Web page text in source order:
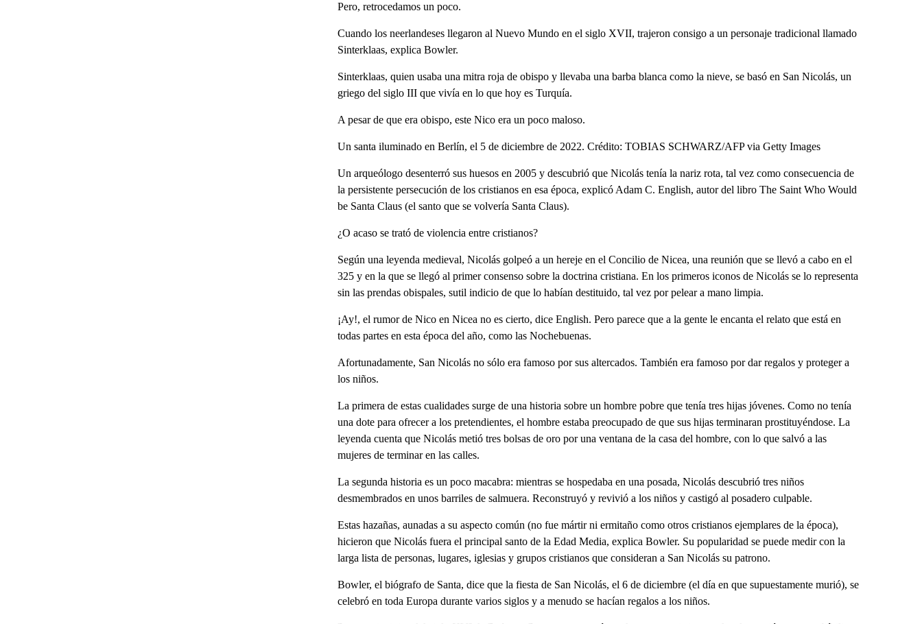
Pero, retrocedamos un poco.
Cuando los neerlandeses llegaron al Nuevo Mundo en el siglo XVII, trajeron consigo a un personaje tradicional llamado
Sinterklaas, explica Bowler.
Sinterklaas, quien usaba una mitra roja de obispo y llevaba una barba blanca como la nieve, se basó en San Nicolás, un
griego del siglo III que vivía en lo que hoy es Turquía.
A pesar de que era obispo, este Nico era un poco maloso.
Un santa iluminado en Berlín, el 5 de diciembre de 2022. Crédito: TOBIAS SCHWARZ/AFP via Getty Images
Un arqueólogo desenterró sus huesos en 2005 y descubrió que Nicolás tenía la nariz rota, tal vez como consecuencia de
la persistente persecución de los cristianos en esa época, explicó Adam C. English, autor del libro The Saint Who Would
be Santa Claus (el santo que se volvería Santa Claus).
¿O acaso se trató de violencia entre cristianos?
Según una leyenda medieval, Nicolás golpeó a un hereje en el Concilio de Nicea, una reunión que se llevó a cabo en el
325 y en la que se llegó al primer consenso sobre la doctrina cristiana. En los primeros iconos de Nicolás se lo representa
sin las prendas obispales, sutil indicio de que lo habían destituido, tal vez por pelear a mano limpia.
¡Ay!, el rumor de Nico en Nicea no es cierto, dice English. Pero parece que a la gente le encanta el relato que está en
todas partes en esta época del año, como las Nochebuenas.
Afortunadamente, San Nicolás no sólo era famoso por sus altercados. También era famoso por dar regalos y proteger a
los niños.
La primera de estas cualidades surge de una historia sobre un hombre pobre que tenía tres hijas jóvenes. Como no tenía
una dote para ofrecer a los pretendientes, el hombre estaba preocupado de que sus hijas terminaran prostituyéndose. La
leyenda cuenta que Nicolás metió tres bolsas de oro por una ventana de la casa del hombre, con lo que salvó a las
mujeres de terminar en las calles.
La segunda historia es un poco macabra: mientras se hospedaba en una posada, Nicolás descubrió tres niños
desmembrados en unos barriles de salmuera. Reconstruyó y revivió a los niños y castigó al posadero culpable.
Estas hazañas, aunadas a su aspecto común (no fue mártir ni ermitaño como otros cristianos ejemplares de la época),
hicieron que Nicolás fuera el principal santo de la Edad Media, explica Bowler. Su popularidad se puede medir con la
larga lista de personas, lugares, iglesias y grupos cristianos que consideran a San Nicolás su patrono.
Bowler, el biógrafo de Santa, dice que la fiesta de San Nicolás, el 6 de diciembre (el día en que supuestamente murió), se
celebró en toda Europa durante varios siglos y a menudo se hacían regalos a los niños.